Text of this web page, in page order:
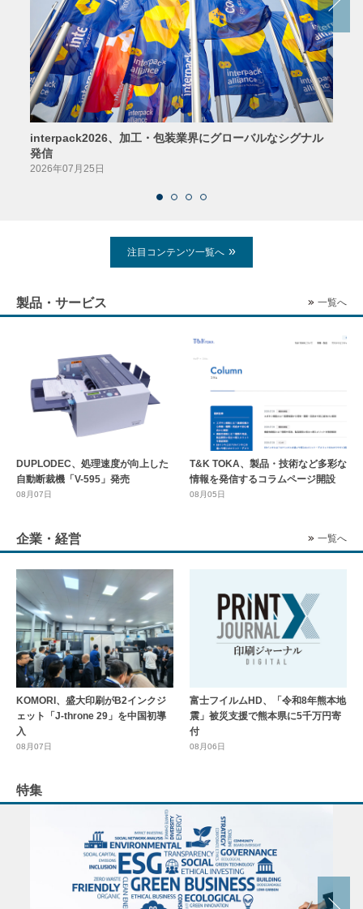
interpack2026、加工・包装業界にグローバルなシグナル
発信
2026年07月25日
注目コンテンツ一覧へ
製品・サービス 一覧へ
DUPLODEC、処理速度が向上した
自動断裁機「V-595」発売
08月07日
T&K TOKA、製品・技術など多彩な
情報を発信するコラムページ開設
08月05日
企業・経営 一覧へ
KOMORI、盛大印刷がB2インクジ
ェット「J-throne 29」を中国初導
入
08月07日
富士フイルムHD、「令和8年熊本地
震」被災支援で熊本県に5千万円寄
付
08月06日
特集